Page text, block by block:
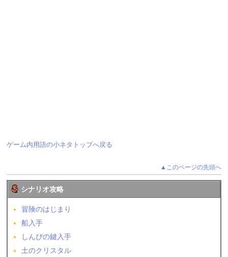
ゲーム内用語の小ネタトップへ戻る
▲このページの先頭へ
シナリオ攻略
冒険のはじまり
船入手
しんぴの鍵入手
土のクリスタル